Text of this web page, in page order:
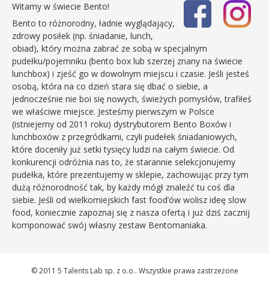
Witamy w świecie Bento!
Bento to różnorodny, ładnie wyglądający,
zdrowy posiłek (np. śniadanie, lunch,
obiad), który można zabrać ze sobą w specjalnym
pudełku/pojemniku (bento box lub szerzej znany na świecie
lunchbox) i zjeść go w dowolnym miejscu i czasie. Jeśli jesteś
osobą, która na co dzień stara się dbać o siebie, a
jednocześnie nie boi się nowych, świeżych pomysłów, trafiłeś
we właściwe miejsce. Jesteśmy pierwszym w Polsce
(istniejemy od 2011 roku) dystrybutorem Bento Boxów i
lunchboxów z przegródkami, czyli pudełek śniadaniowych,
które doceniły już setki tysięcy ludzi na całym świecie. Od
konkurencji odróżnia nas to, że starannie selekcjonujemy
pudełka, które prezentujemy w sklepie, zachowując przy tym
dużą różnorodność tak, by każdy mógł znaleźć tu coś dla
siebie. Jeśli od wielkomiejskich fast food’ów wolisz ideę slow
food, koniecznie zapoznaj się z nasza ofertą i już dziś zacznij
komponować swój własny zestaw Bentomaniaka.
© 2011 5 Talents Lab sp. z o.o.. Wszystkie prawa zastrzeżone